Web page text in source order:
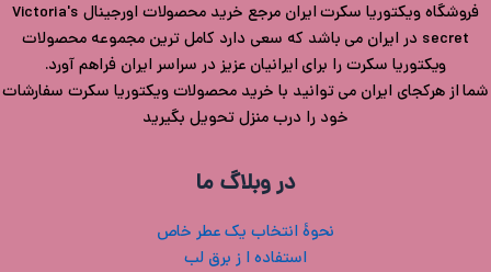
فروشگاه ویکتوریا سکرت ایران مرجع خرید محصولات اورجینال Victoria's
secret در ایران می باشد که سعی دارد کامل ترین مجموعه محصولات
ویکتوریا سکرت را برای ایرانیان عزیز در سراسر ایران فراهم آورد.
شما از هرکجای ایران می توانید با خرید محصولات ویکتوریا سکرت سفارشات
خود را درب منزل تحویل بگیرید
در وبلاگ ما
نحوۀ انتخاب یک عطر خاص
استفاده ا ز برق لب